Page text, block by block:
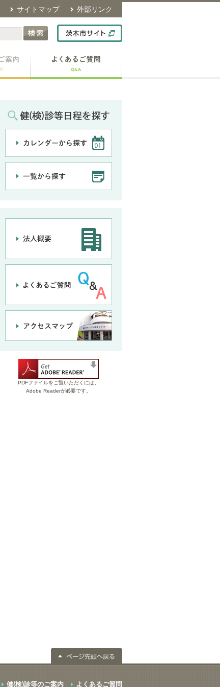
サイトマップ 外部リンク
PDFファイルをご覧いただくには、
Adobe Readerが必要です。
健(検)診等のご案内 よくあるご質問